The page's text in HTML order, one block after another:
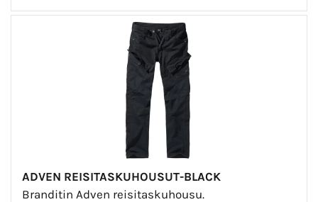
ADVEN REISITASKUHOUSUT-BLACK
Branditin Adven reisitaskuhousu.